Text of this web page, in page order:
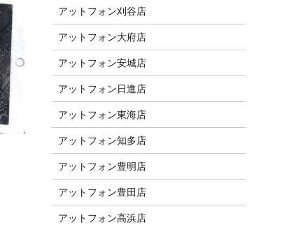
アットフォン刈谷店
アットフォン大府店
アットフォン安城店
アットフォン日進店
アットフォン東海店
アットフォン知多店
アットフォン豊明店
アットフォン豊田店
アットフォン高浜店